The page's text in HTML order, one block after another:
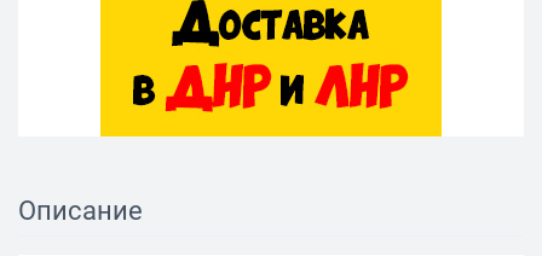
Описание